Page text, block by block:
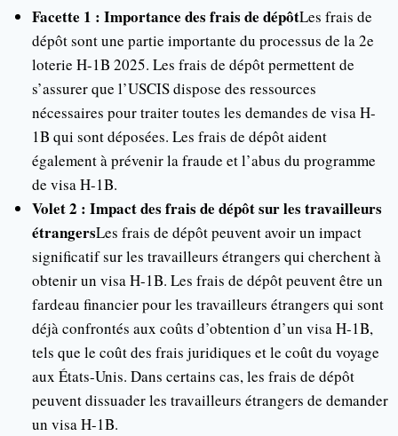
Facette 1 : Importance des frais de dépôtLes frais de
dépôt sont une partie importante du processus de la 2e
loterie H-1B 2025. Les frais de dépôt permettent de
s’assurer que l’USCIS dispose des ressources
nécessaires pour traiter toutes les demandes de visa H-
1B qui sont déposées. Les frais de dépôt aident
également à prévenir la fraude et l’abus du programme
de visa H-1B.
Volet 2 : Impact des frais de dépôt sur les travailleurs
étrangersLes frais de dépôt peuvent avoir un impact
significatif sur les travailleurs étrangers qui cherchent à
obtenir un visa H-1B. Les frais de dépôt peuvent être un
fardeau financier pour les travailleurs étrangers qui sont
déjà confrontés aux coûts d’obtention d’un visa H-1B,
tels que le coût des frais juridiques et le coût du voyage
aux États-Unis. Dans certains cas, les frais de dépôt
peuvent dissuader les travailleurs étrangers de demander
un visa H-1B.